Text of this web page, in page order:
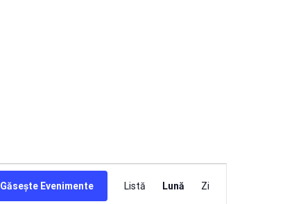
Găsește Evenimente
ÎN
Listă Lună Zi